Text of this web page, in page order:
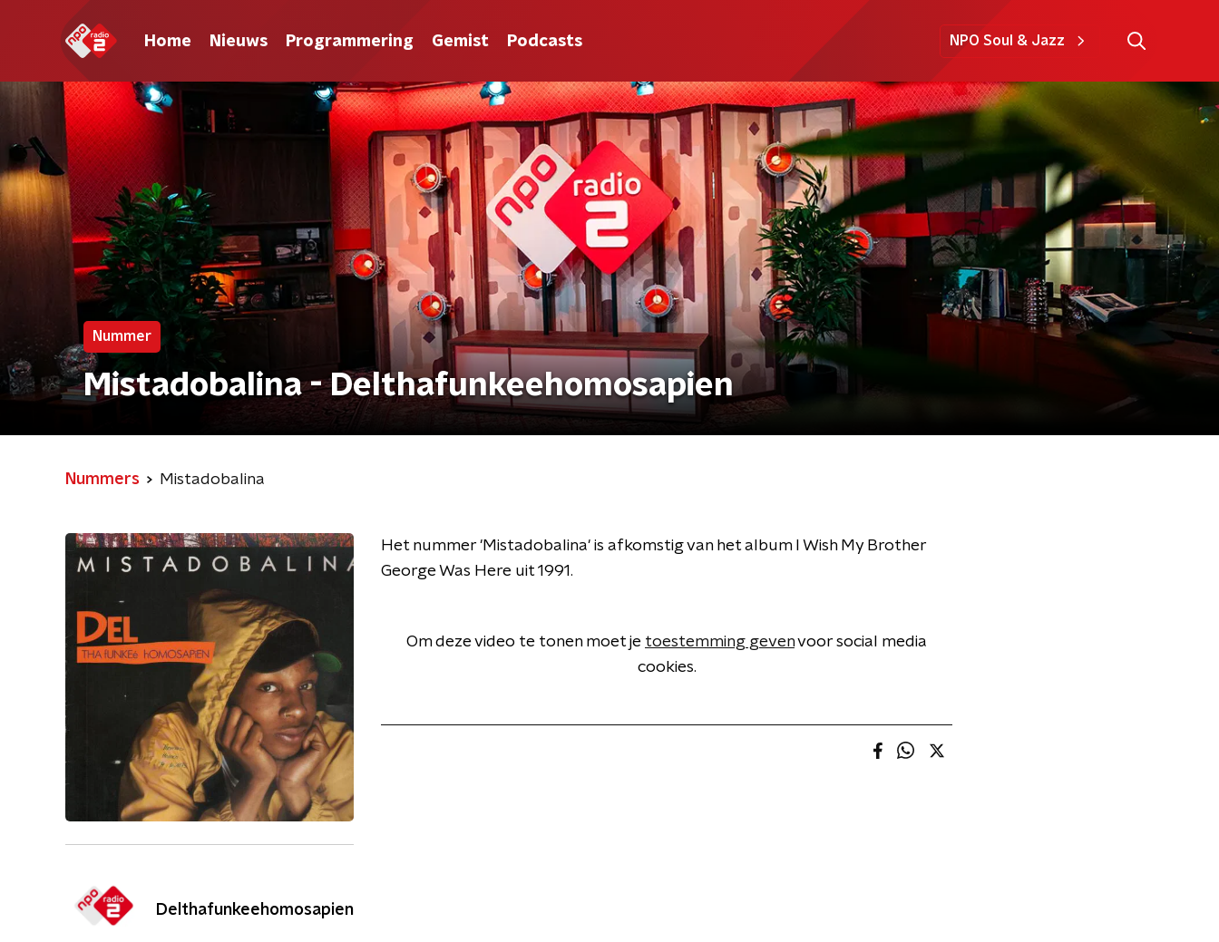
Home Nieuws Programmering Gemist Podcasts NPO Soul & Jazz
Nummer
Mistadobalina - Delthafunkeehomosapien
Nummers Mistadobalina
Delthafunkeehomosapien
Het nummer 'Mistadobalina' is afkomstig van het album I Wish My Brother
George Was Here uit 1991.
Om deze video te tonen moet je toestemming gevenvoor social media
cookies.